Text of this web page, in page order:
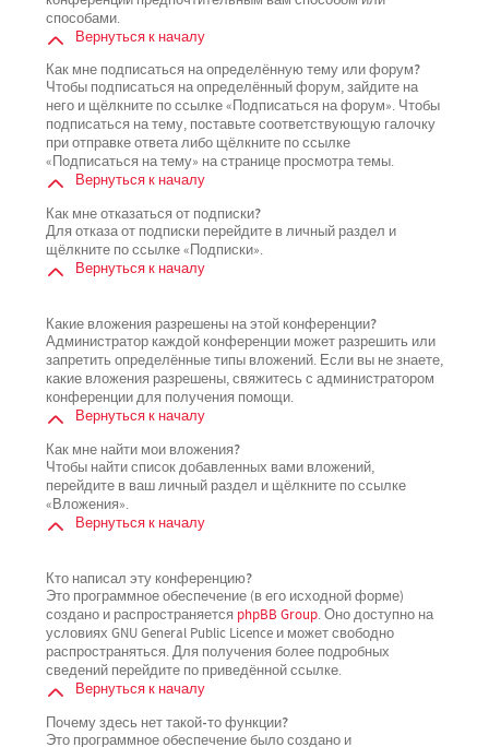
способами.
Вернуться к началу
Как мне подписаться на определённую тему или форум?
Чтобы подписаться на определённый форум, зайдите на
него и щёлкните по ссылке «Подписаться на форум». Чтобы
подписаться на тему, поставьте соответствующую галочку
при отправке ответа либо щёлкните по ссылке
«Подписаться на тему» на странице просмотра темы.
Вернуться к началу
Как мне отказаться от подписки?
Для отказа от подписки перейдите в личный раздел и
щёлкните по ссылке «Подписки».
Вернуться к началу
Какие вложения разрешены на этой конференции?
Администратор каждой конференции может разрешить или
запретить определённые типы вложений. Если вы не знаете,
какие вложения разрешены, свяжитесь с администратором
конференции для получения помощи.
Вернуться к началу
Как мне найти мои вложения?
Чтобы найти список добавленных вами вложений,
перейдите в ваш личный раздел и щёлкните по ссылке
«Вложения».
Вернуться к началу
Кто написал эту конференцию?
Это программное обеспечение (в его исходной форме)
создано и распространяется phpBB Group. Оно доступно на
условиях GNU General Public Licence и может свободно
распространяться. Для получения более подробных
сведений перейдите по приведённой ссылке.
Вернуться к началу
Почему здесь нет такой-то функции?
Это программное обеспечение было создано и